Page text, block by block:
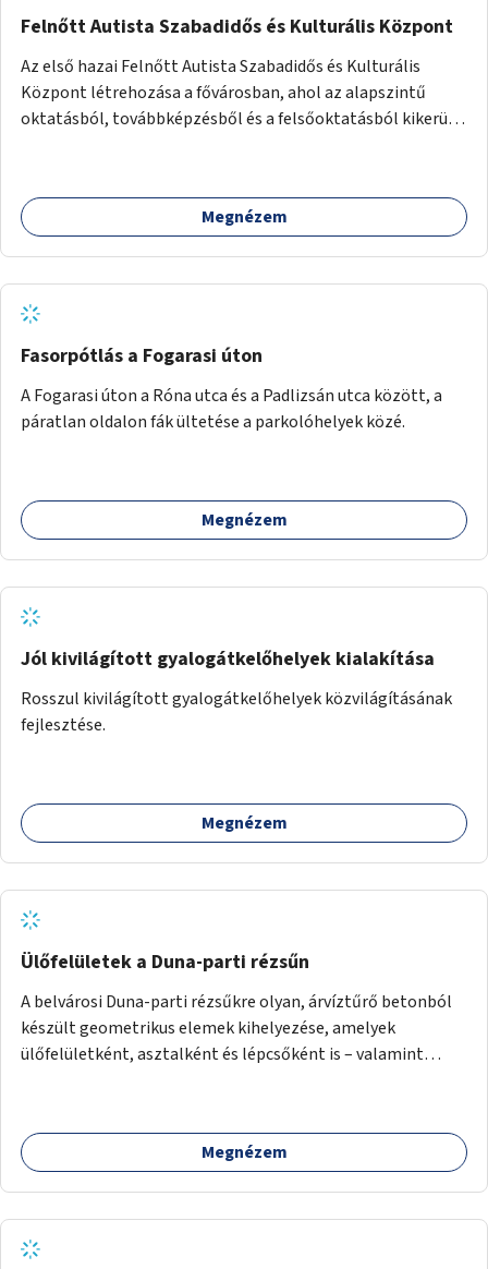
Felnőtt Autista Szabadidős és Kulturális Központ
Az első hazai Felnőtt Autista Szabadidős és Kulturális
Központ létrehozása a fővárosban, ahol az alapszintű
oktatásból, továbbképzésből és a felsőoktatásból kikerülő
Megnézem
Fasorpótlás a Fogarasi úton
A Fogarasi úton a Róna utca és a Padlizsán utca között, a
páratlan oldalon fák ültetése a parkolóhelyek közé.
Megnézem
Jól kivilágított gyalogátkelőhelyek kialakítása
Rosszul kivilágított gyalogátkelőhelyek közvilágításának
fejlesztése.
Megnézem
Ülőfelületek a Duna-parti rézsűn
A belvárosi Duna-parti rézsűkre olyan, árvíztűrő betonból
készült geometrikus elemek kihelyezése, amelyek
ülőfelületként, asztalként és lépcsőként is – valamint
Megnézem